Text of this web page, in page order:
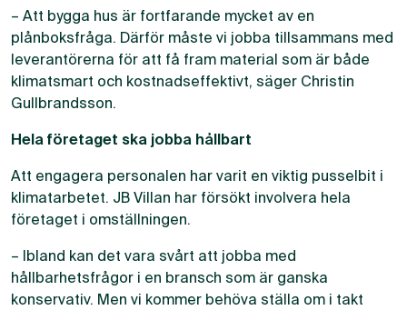
– Att bygga hus är fortfarande mycket av en
plånboksfråga. Därför måste vi jobba tillsammans med
leverantörerna för att få fram material som är både
klimatsmart och kostnadseffektivt, säger Christin
Gullbrandsson.
Hela företaget ska jobba hållbart
Att engagera personalen har varit en viktig pusselbit i
klimatarbetet. JB Villan har försökt involvera hela
företaget i omställningen.
– Ibland kan det vara svårt att jobba med
hållbarhetsfrågor i en bransch som är ganska
konservativ. Men vi kommer behöva ställa om i takt